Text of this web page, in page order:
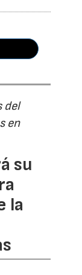
del
en
su
la